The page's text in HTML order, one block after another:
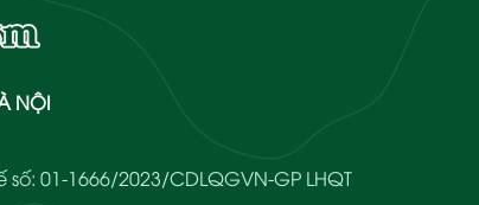
NỘI
01-1666/2023/CDLQGVN-GP LHQT